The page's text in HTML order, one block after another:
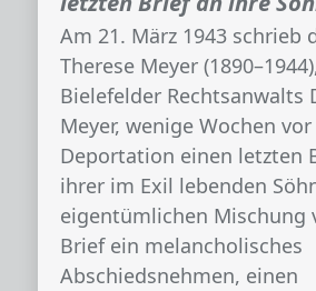
Am 21. März 1943 schrieb
Therese Meyer
Bielefelder Rechtsanwalts
Meyer, wenige Wochen
Deportation einen letzten
ihrer im Exil lebenden
eigentümlichen Mischung
Brief ein melancholisches
Abschiedsnehmen, einen